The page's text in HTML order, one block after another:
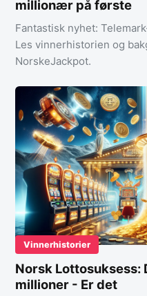
millionær på første
Fantastisk nyhet:
Les vinnerhistorien og
NorskeJackpot.
Vinnerhistorier
Norsk Lottosuksess:
millioner - Er det